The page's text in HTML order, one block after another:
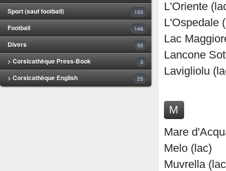
Sport (sauf football) 155
Football 146
Divers 55
> Corsicathèque Press-Book 3
> Corsicathèque English 25
L'Oriente
L'Ospedale
Lac
Lancone
Lavigliolu
M
Mare
Melo (lac)
Muvrella